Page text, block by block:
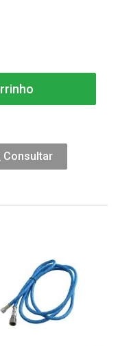
Consultar